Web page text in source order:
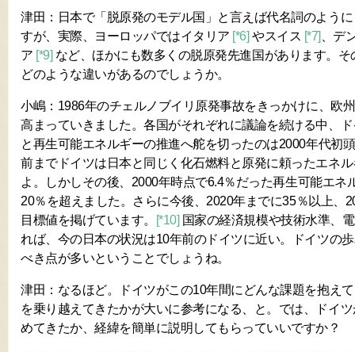
津田：日本で「脱原発のモデル国」と言えば代名詞のよう
すが、実際、ヨーロッパではイタリア [*6] やスイス [*7] 、デ
ア [*9] など、ほかにも数多くの脱原発先進国があります。
どのような違いがあるのでしょうか。
小嶋：1986年のチェルノブイリ原発事故をきっかけに、欧
高まっていきました。各国がそれぞれに議論を続ける中、
と再生可能エネルギーの推進へ舵を切ったのは2000年代初
前までドイツは日本と同じく化石燃料と原発に頼ったエネ
よ。しかしその後、2000年時点で6.4％だった再生可能エネ
20％を超えました。さらに今後、2020年までに35％以上、
目標値を掲げています。
[*10] 国家の経済規模や技術水準、
れば、今の日本の状況は10年前のドイツに近い。ドイツの
べき点が多いということでしょうね。
津田：なるほど。ドイツがこの10年間にどんな課題を抱え
を乗り越えてきたかが大いに参考になる、と。では、ドイ
めてきたか、経緯を簡単に説明してもらっていいですか？